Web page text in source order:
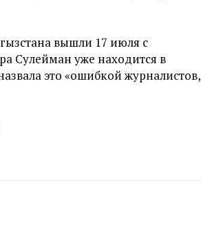
вышли 17 июля с
Сулейман уже находится в
это «ошибкой журналистов,